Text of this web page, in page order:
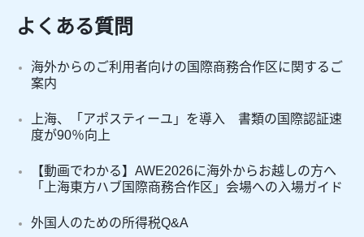
よくある質問
海外からのご利用者向けの国際商務合作区に関するご
案内
上海、「アポスティーユ」を導入 書類の国際認証速
度が90％向上
【動画でわかる】AWE2026に海外からお越しの方へ
「上海東方ハブ国際商務合作区」会場への入場ガイド
外国人のための所得税Q&A